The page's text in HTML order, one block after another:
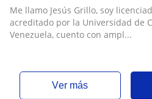
Me llamo Jesús Grillo, soy
acreditado por la Universidad de
Venezuela, cuento con ampl...
ver más